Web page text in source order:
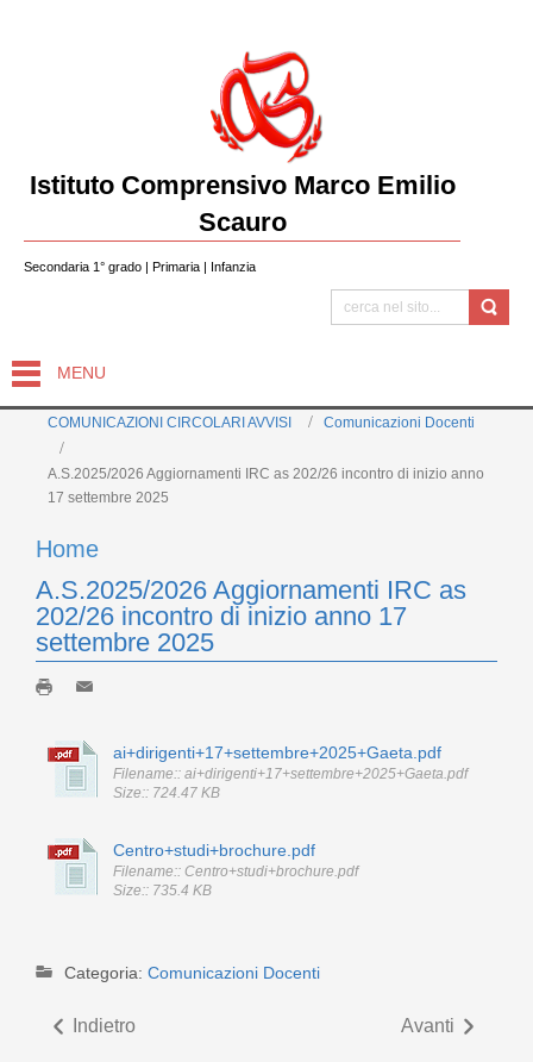
Istituto Comprensivo Marco Emilio
Scauro
Secondaria 1° grado | Primaria | Infanzia
MENU
COMUNICAZIONI CIRCOLARI AVVISI Comunicazioni Docenti
A.S.2025/2026 Aggiornamenti IRC as 202/26 incontro di inizio anno
17 settembre 2025
Home
A.S.2025/2026 Aggiornamenti IRC as
202/26 incontro di inizio anno 17
settembre 2025
ai+dirigenti+17+settembre+2025+Gaeta.pdf
Filename:: ai+dirigenti+17+settembre+2025+Gaeta.pdf
Size:: 724.47 KB
Centro+studi+brochure.pdf
Filename:: Centro+studi+brochure.pdf
Size:: 735.4 KB
Categoria: Comunicazioni Docenti
Indietro Avanti